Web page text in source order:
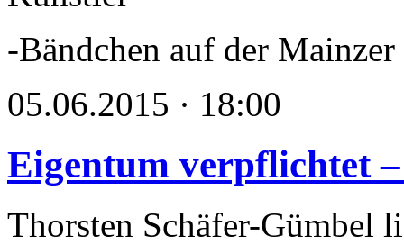
-Bändchen auf der
05.06.2015 · 18:00
Eigentum verpflichtet
Thorsten Schäfer-Gümbel